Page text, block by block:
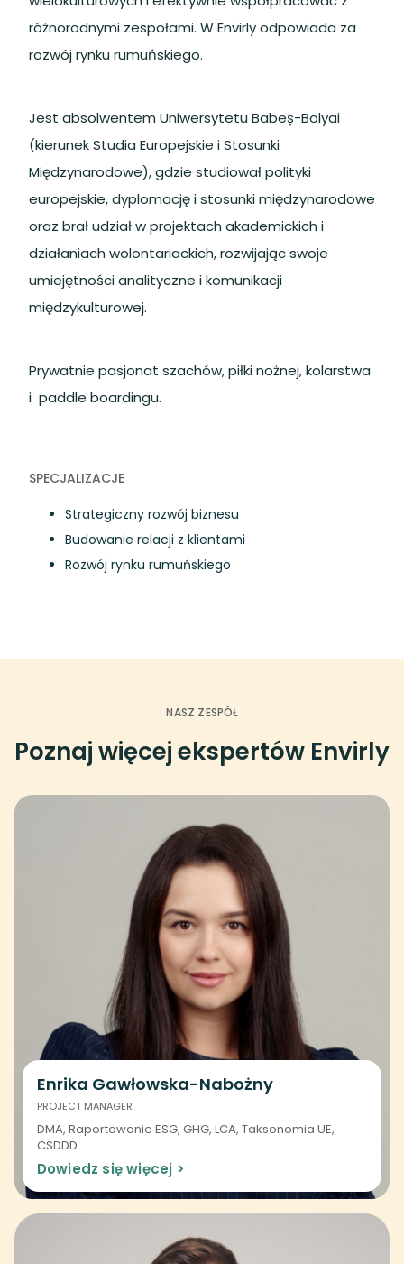
różnorodnymi zespołami. W Envirly odpowiada za
rozwój rynku rumuńskiego.
Jest absolwentem Uniwersytetu Babeș-Bolyai
(kierunek Studia Europejskie i Stosunki
Międzynarodowe), gdzie studiował polityki
europejskie, dyplomację i stosunki międzynarodowe
oraz brał udział w projektach akademickich i
działaniach wolontariackich, rozwijając swoje
umiejętności analityczne i komunikacji
międzykulturowej.
Prywatnie pasjonat szachów, piłki nożnej, kolarstwa
i paddle boardingu.
SPECJALIZACJE
Strategiczny rozwój biznesu
Budowanie relacji z klientami
Rozwój rynku rumuńskiego
NASZ ZESPÓŁ
Poznaj więcej ekspertów Envirly
Enrika Gawłowska-Nabożny
PROJECT MANAGER
DMA, Raportowanie ESG, GHG, LCA, Taksonomia UE,
CSDDD
Dowiedz się więcej >